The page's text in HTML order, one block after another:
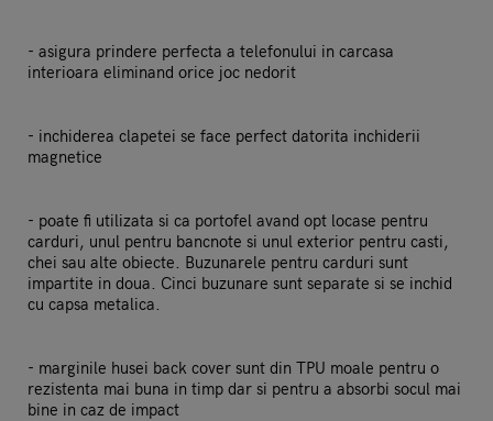
- asigura prindere perfecta a telefonului in carcasa
interioara eliminand orice joc nedorit
- inchiderea clapetei se face perfect datorita inchiderii
magnetice
- poate fi utilizata si ca portofel avand opt locase pentru
carduri, unul pentru bancnote si unul exterior pentru casti,
chei sau alte obiecte. Buzunarele pentru carduri sunt
impartite in doua. Cinci buzunare sunt separate si se inchid
cu capsa metalica.
- marginile husei back cover sunt din TPU moale pentru o
rezistenta mai buna in timp dar si pentru a absorbi socul mai
bine in caz de impact